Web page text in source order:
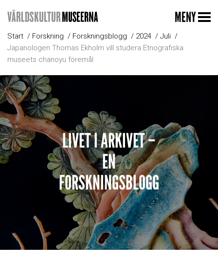
MENY
Start Forskning Forskningsblogg 2024
Juli
Japanologen Thomas Ekholm vill studera Etnografiska
museets chanoyu föremål
LIVET I ARKIVET –
EN
FORSKNINGSBLOGG